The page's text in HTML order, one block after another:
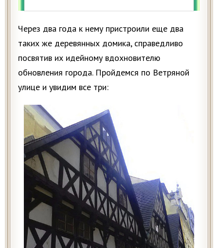
Через два года к нему пристроили еще два
таких же деревянных домика, справедливо
посвятив их идейному вдохновителю
обновления города. Пройдемся по Ветряной
улице и увидим все три: